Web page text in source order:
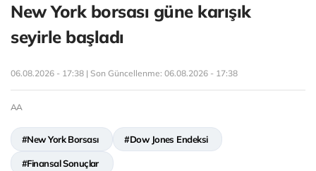
New York borsası güne karışık
seyirle başladı
06.08.2026 - 17:38 | Son Güncellenme: 06.08.2026 - 17:38
AA
#New York Borsası #Dow Jones Endeksi
#Finansal Sonuçlar